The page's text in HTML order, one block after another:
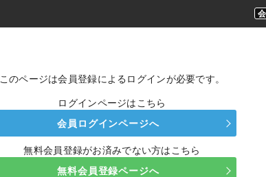
このページは会員登録によるログインが必要です。
ログインページはこちら
会員ログインページへ
無料会員登録がお済みでない方はこちら
無料会員登録ページへ